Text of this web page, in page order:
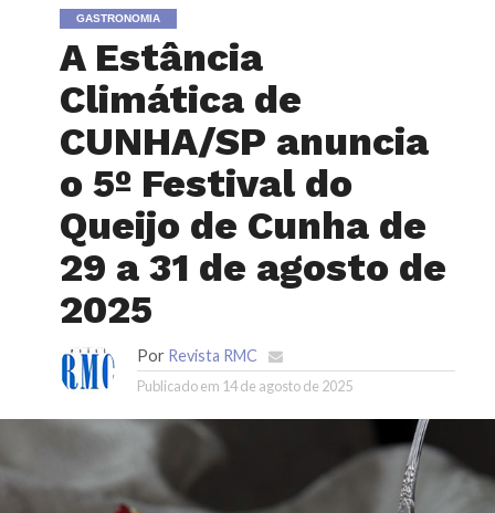
GASTRONOMIA
A Estância
Climática de
CUNHA/SP anuncia
o 5º Festival do
Queijo de Cunha de
29 a 31 de agosto de
2025
Por Revista RMC
Publicado em 14 de agosto de 2025